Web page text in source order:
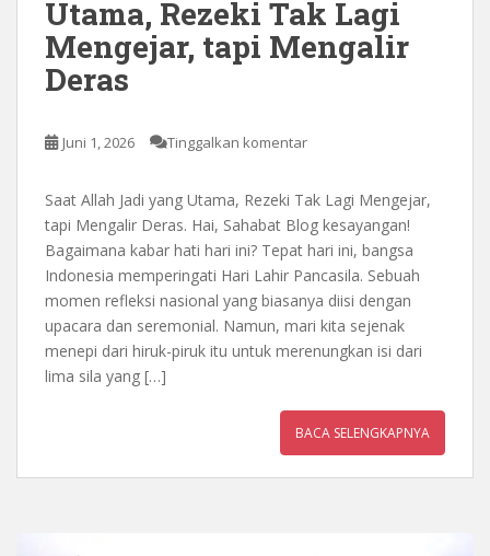
Utama, Rezeki Tak Lagi
Mengejar, tapi Mengalir
Deras
Juni 1, 2026 Tinggalkan komentar
Saat Allah Jadi yang Utama, Rezeki Tak Lagi Mengejar,
tapi Mengalir Deras. Hai, Sahabat Blog kesayangan!
Bagaimana kabar hati hari ini? Tepat hari ini, bangsa
Indonesia memperingati Hari Lahir Pancasila. Sebuah
momen refleksi nasional yang biasanya diisi dengan
upacara dan seremonial. Namun, mari kita sejenak
menepi dari hiruk-piruk itu untuk merenungkan isi dari
lima sila yang […]
BACA SELENGKAPNYA